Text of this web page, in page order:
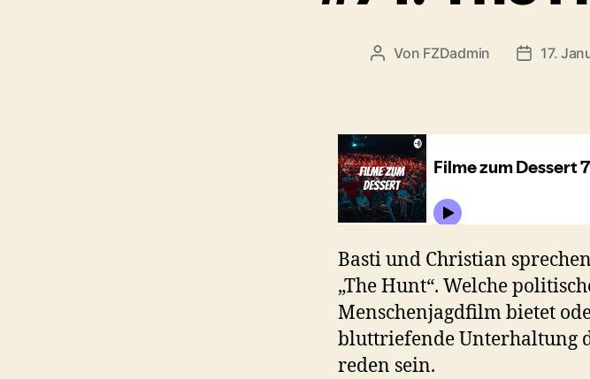
Beitragsautor
Von FZDadmin 17.
Basti und Christian
„The Hunt“. Welche
Menschenjagdfilm bietet
bluttriefende Unterhaltung
reden sein.